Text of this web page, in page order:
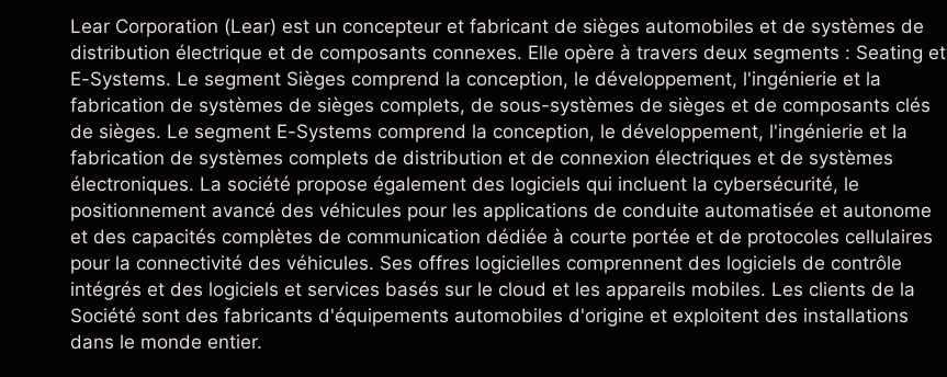
Lear Corporation (Lear) est un concepteur et fabricant de sièges automobiles et de systèmes de
distribution électrique et de composants connexes. Elle opère à travers deux segments : Seating et
E-Systems. Le segment Sièges comprend la conception, le développement, l'ingénierie et la
fabrication de systèmes de sièges complets, de sous-systèmes de sièges et de composants clés
de sièges. Le segment E-Systems comprend la conception, le développement, l'ingénierie et la
fabrication de systèmes complets de distribution et de connexion électriques et de systèmes
électroniques. La société propose également des logiciels qui incluent la cybersécurité, le
positionnement avancé des véhicules pour les applications de conduite automatisée et autonome
et des capacités complètes de communication dédiée à courte portée et de protocoles cellulaires
pour la connectivité des véhicules. Ses offres logicielles comprennent des logiciels de contrôle
intégrés et des logiciels et services basés sur le cloud et les appareils mobiles. Les clients de la
Société sont des fabricants d'équipements automobiles d'origine et exploitent des installations
dans le monde entier.